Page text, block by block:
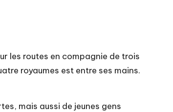
les routes en compagnie de trois
royaumes est entre ses mains.
mais aussi de jeunes gens